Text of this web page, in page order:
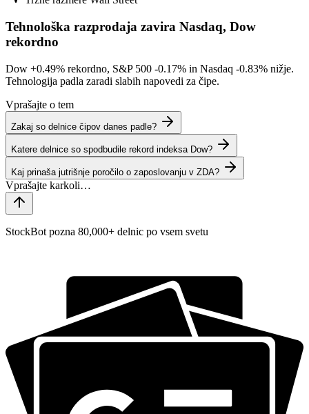
Tehnološka razprodaja zavira Nasdaq, Dow
rekordno
Dow +0.49% rekordno, S&P 500 -0.17% in Nasdaq -0.83% nižje.
Tehnologija padla zaradi slabih napovedi za čipe.
Vprašajte o tem
Zakaj so delnice čipov danes padle?
Katere delnice so spodbudile rekord indeksa Dow?
Kaj prinaša jutrišnje poročilo o zaposlovanju v ZDA?
StockBot pozna 80,000+ delnic po vsem svetu